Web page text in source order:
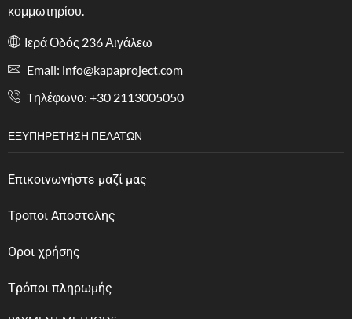
κομμωτηρίου.
Ιερά Οδός 236 Αιγάλεω
Email: info@kapaproject.com
Tηλέφωνο: +30 2113005050
ΕΞΥΠΗΡΈΤΗΣΗ ΠΕΛΑΤΏΝ
Επικοινωνήστε μαζί μας
Τροποι Αποστολης
Οροι χρήσης
Tρόποι πληρωμής